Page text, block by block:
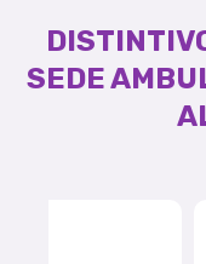
SEDE